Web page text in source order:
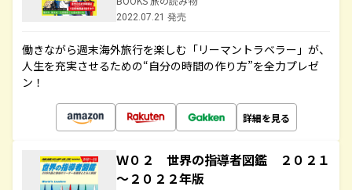
2022.07.21 発売
働きながら週末海外旅行を楽しむ「リーマントラベラー」が、
人生を充実させるための“自分の時間の作り方”を全力プレゼ
ン！
詳細を見る
Ｗ０２ 世界の指導者図鑑 ２０２１
～２０２２年版